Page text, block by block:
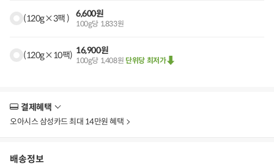
(120g×3팩 ) 6,600원
100g당 1,833원
(120g×10팩) 16,900원
100g당 1,408원 단위당 최저가
결제혜택
보
오아시스 삼성카드 최대 14만원 혜택
배송정보